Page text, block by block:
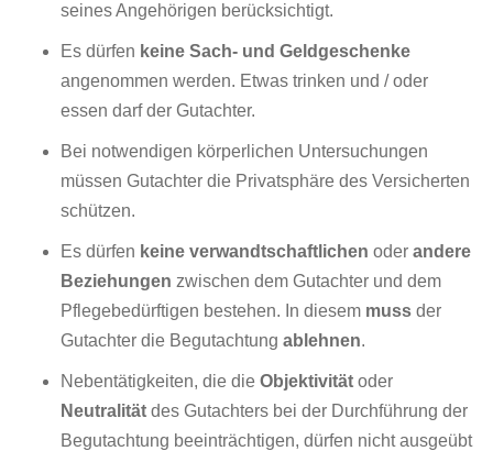
seines Angehörigen berücksichtigt.
Es dürfen keine Sach- und Geldgeschenke
angenommen werden. Etwas trinken und / oder
essen darf der Gutachter.
Bei notwendigen körperlichen Untersuchungen
müssen Gutachter die Privatsphäre des Versicherten
schützen.
Es dürfen keine verwandtschaftlichen oder andere
Beziehungen zwischen dem Gutachter und dem
Pflegebedürftigen bestehen. In diesem muss der
Gutachter die Begutachtung ablehnen.
Nebentätigkeiten, die die Objektivität oder
Neutralität des Gutachters bei der Durchführung der
Begutachtung beeinträchtigen, dürfen nicht ausgeübt